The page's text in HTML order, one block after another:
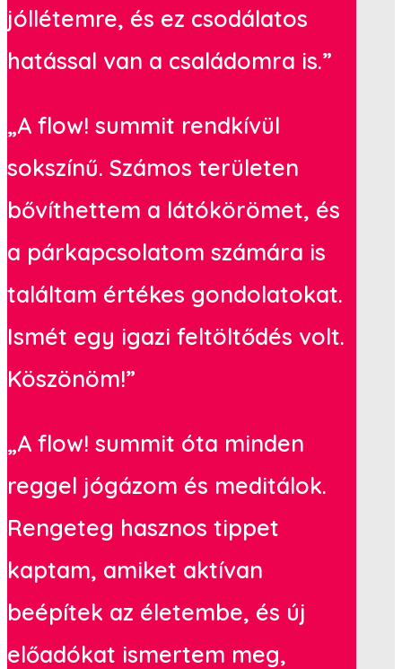
jóllétemre, és ez csodálatos
hatással van a családomra is.”
„A flow! summit rendkívül
sokszínű. Számos területen
bővíthettem a látókörömet, és
a párkapcsolatom számára is
találtam értékes gondolatokat.
Ismét egy igazi feltöltődés volt.
Köszönöm!”
„A flow! summit óta minden
reggel jógázom és meditálok.
Rengeteg hasznos tippet
kaptam, amiket aktívan
beépítek az életembe, és új
előadókat ismertem meg,